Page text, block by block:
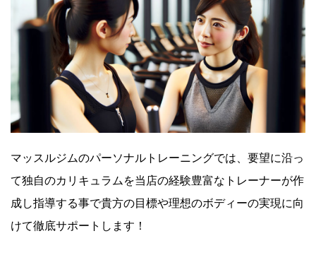
CONTACT お問い合わせ
マッスルジムのパーソナルトレーニングでは、要望に沿っ
て独自のカリキュラムを当店の経験豊富なトレーナーが作
成し指導する事で貴方の目標や理想のボディーの実現に向
けて徹底サポートします！